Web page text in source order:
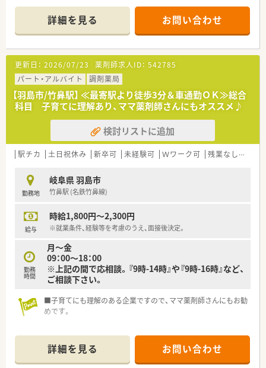
ほとんど定時にお帰りいただける環境です。
■インターネットでの処方箋受付も実施しています。
＼ 魅力的な制度も多数あります ／
■時間外手当は1分単位での支給！
年間休日も120日前後あり、しっかりオンオフ切り替えられま
す！
■各店舗に子育て中の薬剤師をサポートしあう風土があり、
育休・産休後の復帰率はほぼ100％！
■教育制度面ではe-ラーニングを取り入れており、
資格取得の支援も行っています。
■階層別研修・医師を招いての勉強会・新薬勉強会・
e-learning・学会参加・海外研修など、
未経験の方・経験が少ない方へのバックアップや
＼ こんな会社です ／
アルフレッサHDの系列で、2001年4月に経営等統合を経て発
北海道から関西地方まで200店舗ほど展開しており、
安定、成長を続ける企業で、長期的にご活躍いただける企業で
異動に関してはご希望に合わせて選択できるため、
ご家庭の都合により勤務範囲が限られている方でも安心してご
入社いただけます。
詳細を見る お問い合わせ
更新日： 2026/07/23 薬剤師求人ID： 542785
パート・アルバイト
調剤薬局
【羽島市/竹鼻駅】 ≪最寄駅より徒歩3分＆車通勤ＯＫ≫総合
科目 子育てに理解あり、ママ薬剤師さんにもオススメ♪
検討リストに追加
駅チカ 土日祝休み 新卒可 未経験可 Ｗワーク可 残業なし(ほぼなし含む)
勤務地
岐阜県 羽島市
竹鼻駅 (名鉄竹鼻線)
給与
時給1,800円～2,300円
※就業条件、経験等を考慮のうえ、面接後決定。
勤務
時間
月～金
09：00～18：00
※上記の間で応相談。『9時-14時』や『9時-16時』など、
ご相談下さい。
■子育てにも理解のある企業ですので、ママ薬剤師さんにもお勧
めです。
詳細を見る お問い合わせ